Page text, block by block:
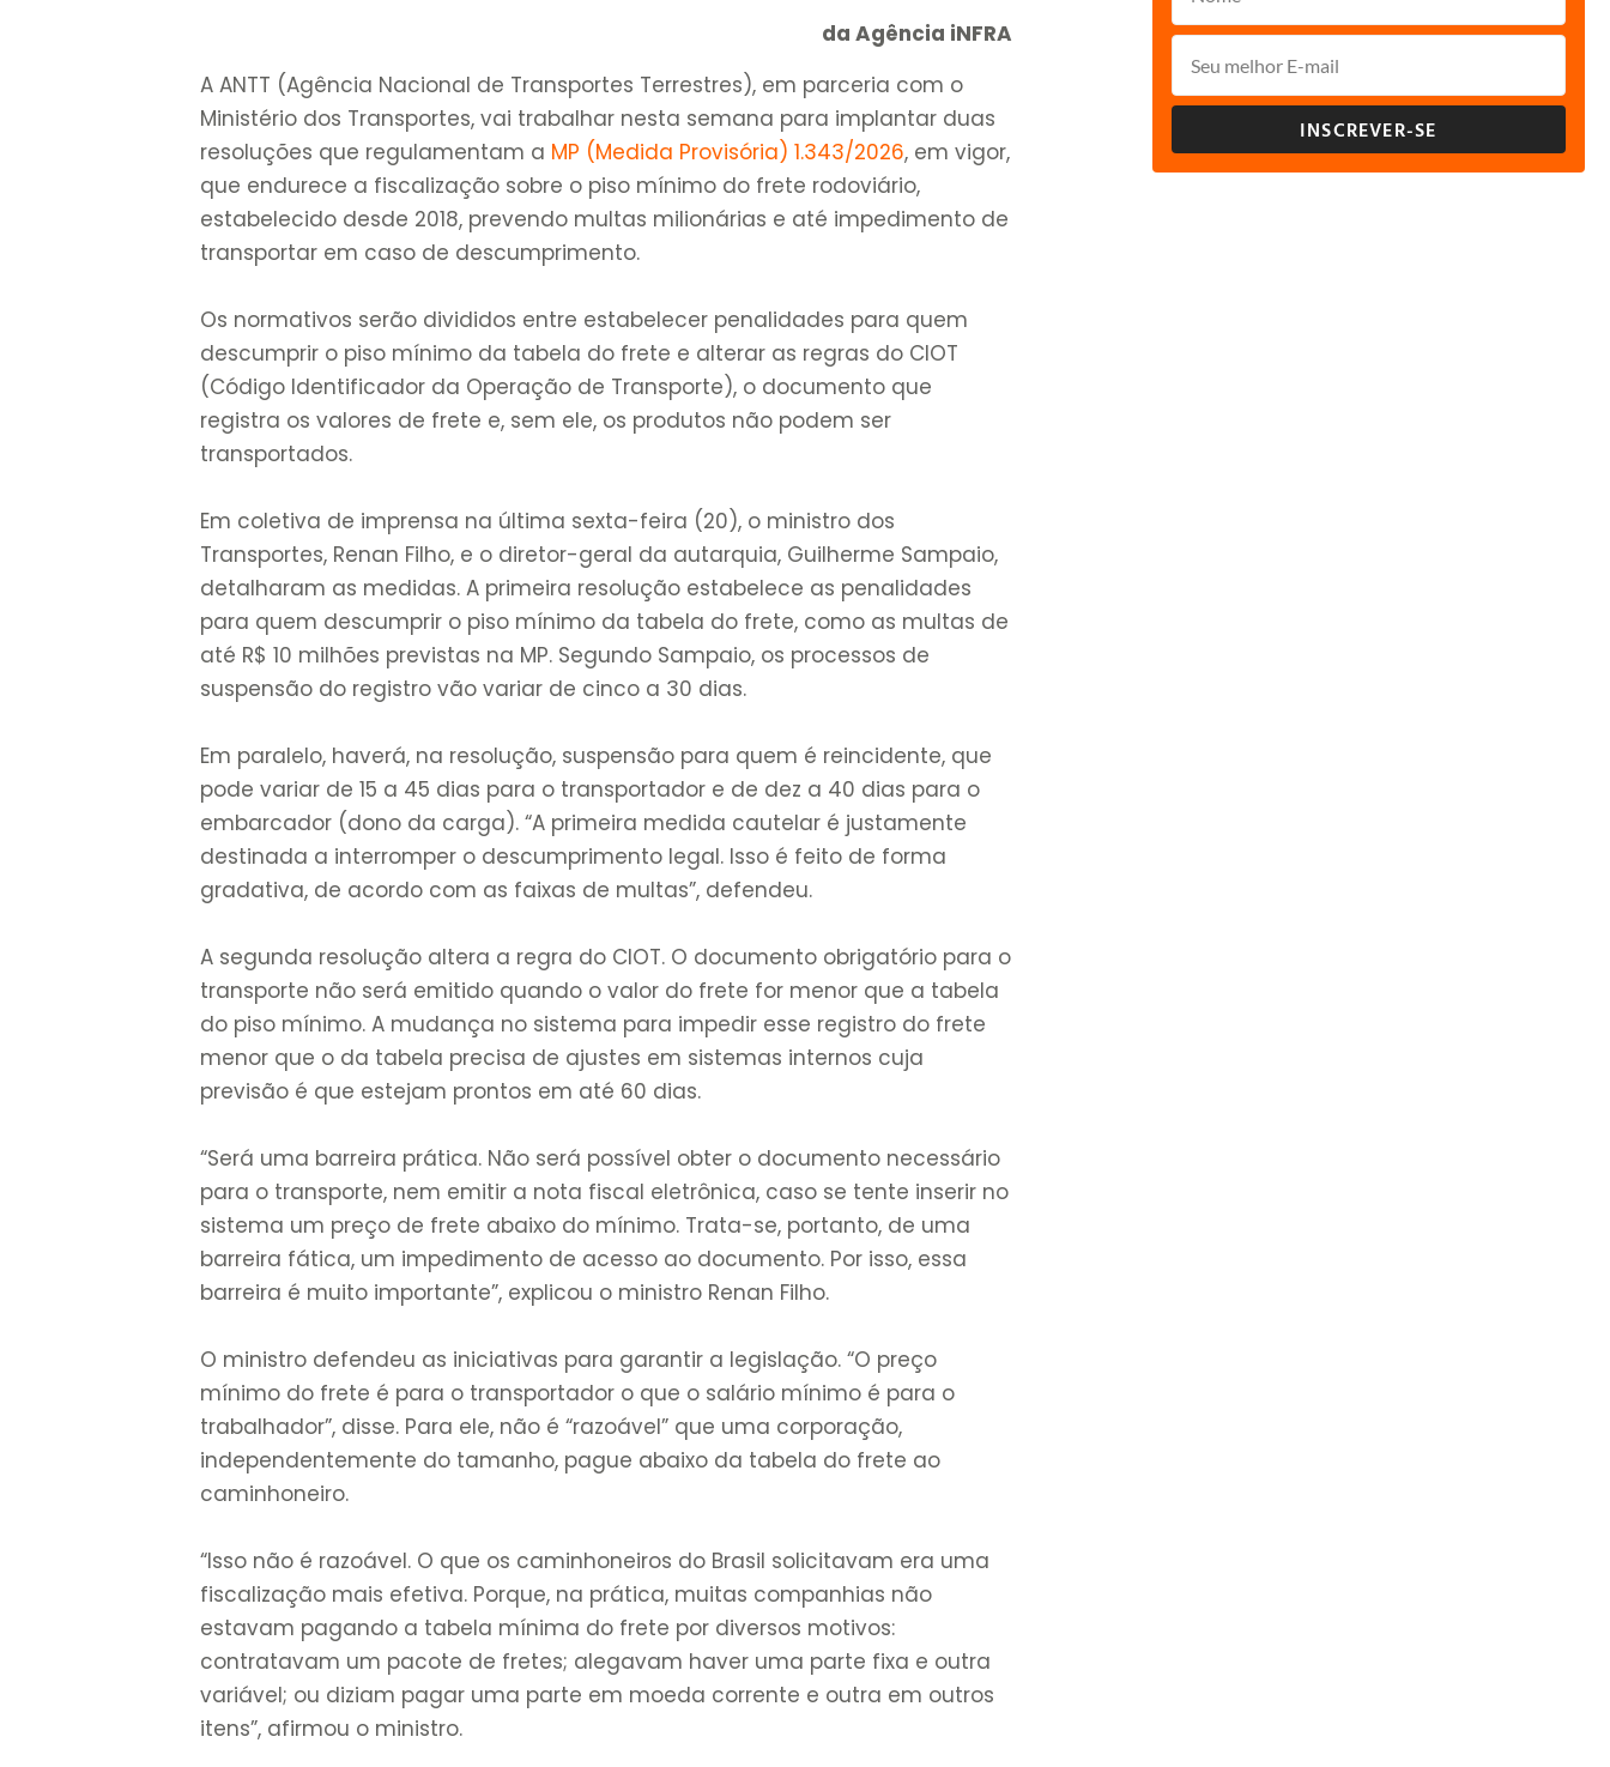
da Agência iNFRA
A ANTT (Agência Nacional de Transportes Terrestres), em parceria com o
Ministério dos Transportes, vai trabalhar nesta semana para implantar duas
resoluções que regulamentam a MP (Medida Provisória) 1.343/2026, em vigor,
que endurece a fiscalização sobre o piso mínimo do frete rodoviário,
estabelecido desde 2018, prevendo multas milionárias e até impedimento de
transportar em caso de descumprimento.
Os normativos serão divididos entre estabelecer penalidades para quem
descumprir o piso mínimo da tabela do frete e alterar as regras do CIOT
(Código Identificador da Operação de Transporte), o documento que
registra os valores de frete e, sem ele, os produtos não podem ser
transportados.
Em coletiva de imprensa na última sexta-feira (20), o ministro dos
Transportes, Renan Filho, e o diretor-geral da autarquia, Guilherme Sampaio,
detalharam as medidas. A primeira resolução estabelece as penalidades
para quem descumprir o piso mínimo da tabela do frete, como as multas de
até R$ 10 milhões previstas na MP. Segundo Sampaio, os processos de
suspensão do registro vão variar de cinco a 30 dias.
Em paralelo, haverá, na resolução, suspensão para quem é reincidente, que
pode variar de 15 a 45 dias para o transportador e de dez a 40 dias para o
embarcador (dono da carga). “A primeira medida cautelar é justamente
destinada a interromper o descumprimento legal. Isso é feito de forma
gradativa, de acordo com as faixas de multas”, defendeu.
A segunda resolução altera a regra do CIOT. O documento obrigatório para o
transporte não será emitido quando o valor do frete for menor que a tabela
do piso mínimo. A mudança no sistema para impedir esse registro do frete
menor que o da tabela precisa de ajustes em sistemas internos cuja
previsão é que estejam prontos em até 60 dias.
“Será uma barreira prática. Não será possível obter o documento necessário
para o transporte, nem emitir a nota fiscal eletrônica, caso se tente inserir no
sistema um preço de frete abaixo do mínimo. Trata-se, portanto, de uma
barreira fática, um impedimento de acesso ao documento. Por isso, essa
barreira é muito importante”, explicou o ministro Renan Filho.
O ministro defendeu as iniciativas para garantir a legislação. “O preço
mínimo do frete é para o transportador o que o salário mínimo é para o
trabalhador”, disse. Para ele, não é “razoável” que uma corporação,
independentemente do tamanho, pague abaixo da tabela do frete ao
caminhoneiro.
“Isso não é razoável. O que os caminhoneiros do Brasil solicitavam era uma
fiscalização mais efetiva. Porque, na prática, muitas companhias não
estavam pagando a tabela mínima do frete por diversos motivos:
contratavam um pacote de fretes; alegavam haver uma parte fixa e outra
variável; ou diziam pagar uma parte em moeda corrente e outra em outros
itens”, afirmou o ministro.
INSCREVER-SE